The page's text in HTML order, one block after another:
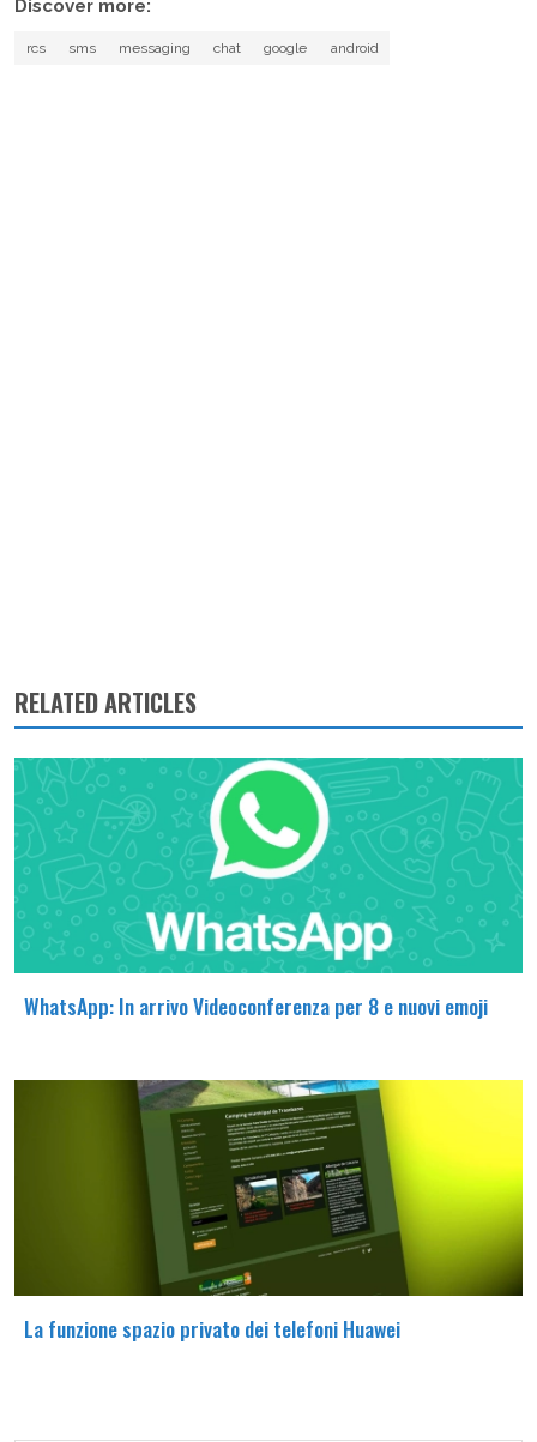
Discover more:
rcs sms messaging chat google android
RELATED ARTICLES
WhatsApp: In arrivo Videoconferenza per 8 e nuovi emoji
La funzione spazio privato dei telefoni Huawei